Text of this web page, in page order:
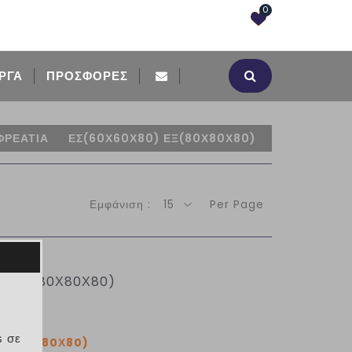
0
ΠΡΟΣΦΟΡΈΣ
ΕΣ(60Χ60Χ80) ΕΞ(80Χ80Χ80)
Εμφάνιση : 15 Per Page
ΕΞ(80Χ80Χ80)
σε